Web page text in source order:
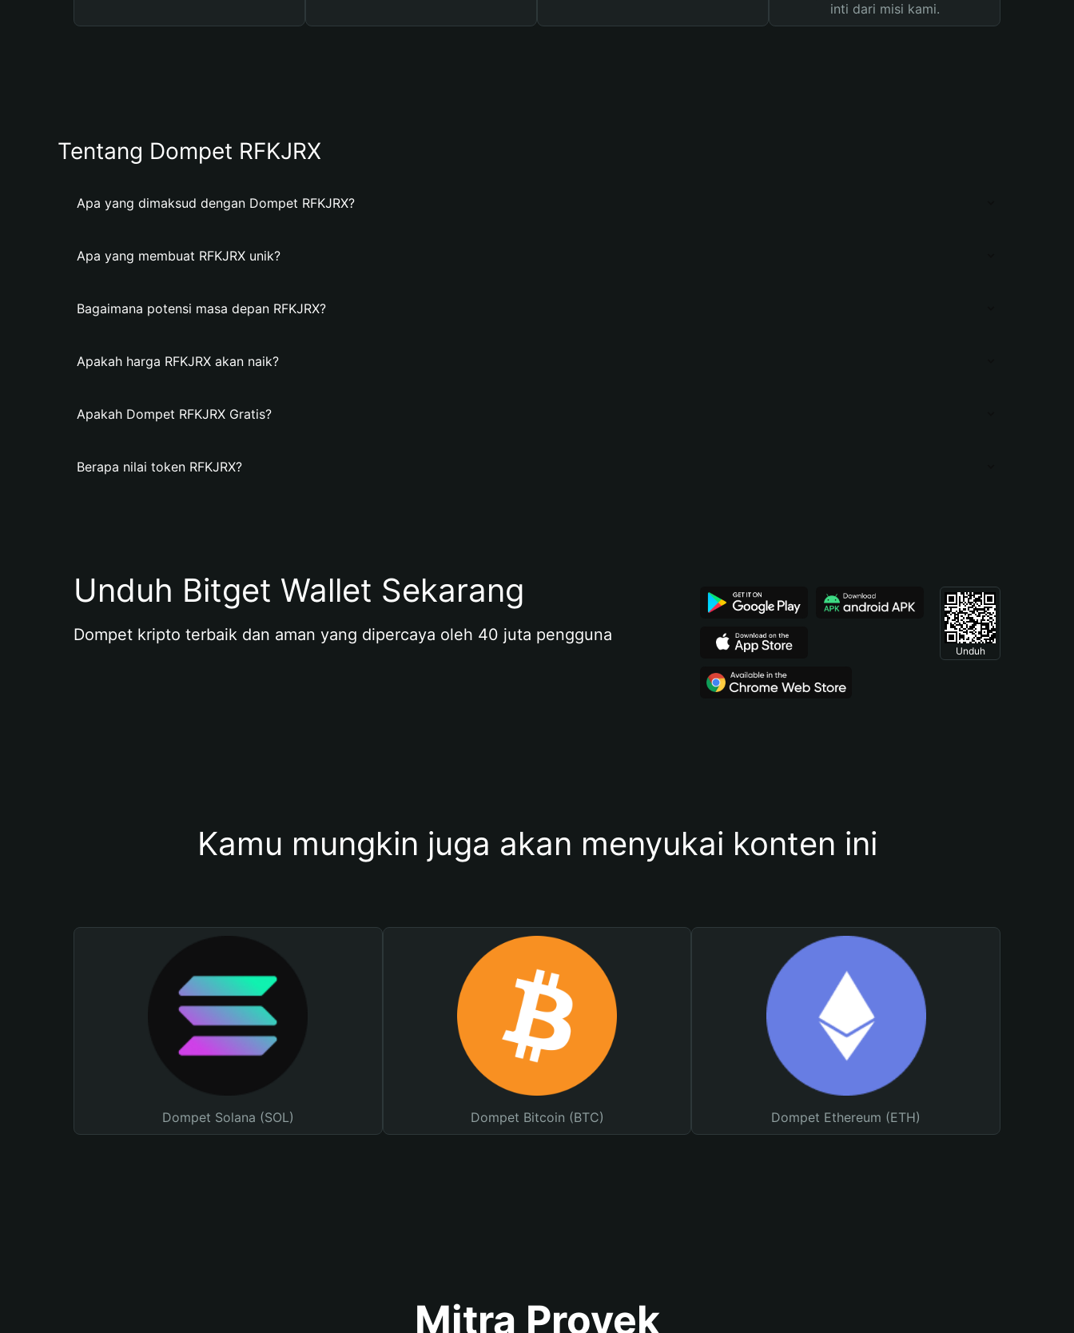
inti dari misi kami.
Tentang Dompet RFKJRX
Apa yang dimaksud dengan Dompet RFKJRX?
Apa yang membuat RFKJRX unik?
Bagaimana potensi masa depan RFKJRX?
Apakah harga RFKJRX akan naik?
Apakah Dompet RFKJRX Gratis?
Berapa nilai token RFKJRX?
Unduh Bitget Wallet Sekarang
Dompet kripto terbaik dan aman yang dipercaya oleh 40 juta pengguna
Unduh
Kamu mungkin juga akan menyukai konten ini
Dompet Solana (SOL) Dompet Bitcoin (BTC) Dompet Ethereum (ETH)
Mitra Proyek